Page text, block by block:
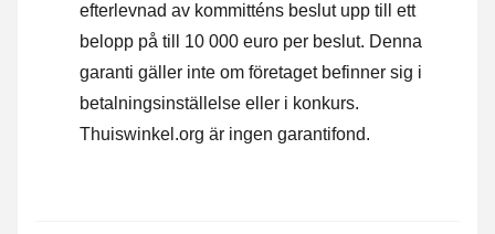
efterlevnad av kommitténs beslut upp till ett
belopp på till 10 000 euro per beslut. Denna
garanti gäller inte om företaget befinner sig i
betalningsinställelse eller i konkurs.
Thuiswinkel.org är ingen garantifond.